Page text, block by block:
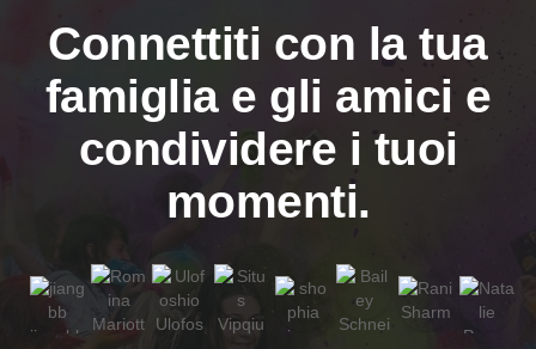
Connettiti con la tua
famiglia e gli amici e
condividere i tuoi
momenti.